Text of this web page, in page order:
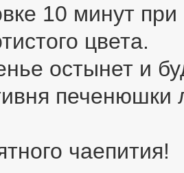
10 минут
цвета.
остынет и
печенюшки
чаепития!